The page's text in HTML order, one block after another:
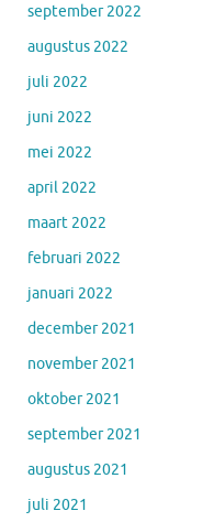
september 2022
augustus 2022
juli 2022
juni 2022
mei 2022
april 2022
maart 2022
februari 2022
januari 2022
december 2021
november 2021
oktober 2021
september 2021
augustus 2021
juli 2021